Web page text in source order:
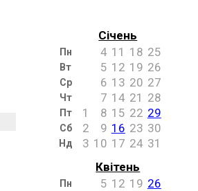
Січень
Пн 4 11 18 25
Вт 5 12 19 26
Ср 6 13 20 27
Чт 7 14 21 28
Пт 1 8 15 22 29
Сб 2 9 16 23 30
Нд 3 10 17 24 31
Квітень
Пн 5 12 19 26